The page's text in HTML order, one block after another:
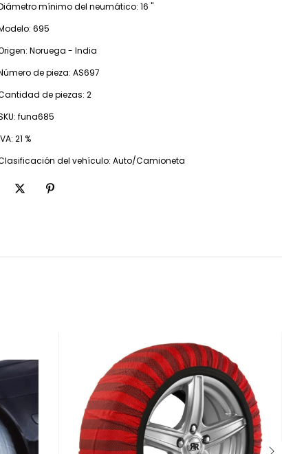
mínimo del neumático: 16 "
695
Noruega - India
de pieza: AS697
de piezas: 2
funa685
21 %
del vehículo: Auto/Camioneta